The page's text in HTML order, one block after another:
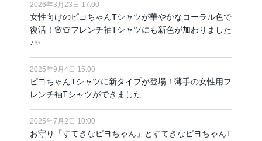
2026年3月23日 17:00
女性向けのピヨちゃんTシャツが華やかなコーラル色で
復活！🌸👕フレンチ袖Tシャツにも新色が加わりました
♪✨
2025年9月4日 15:00
ピヨちゃんTシャツに新タイプが登場！薄手の女性用フ
レンチ袖Tシャツができました
2025年7月2日 10:00
お守り「すてきなピヨちゃん」とすてきなピヨちゃんT